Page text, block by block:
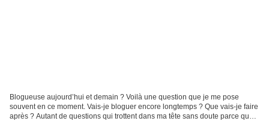
Blogueuse aujourd’hui et demain ? Voilà une question que je me pose
souvent en ce moment. Vais-je bloguer encore longtemps ? Que vais-je faire
après ? Autant de questions qui trottent dans ma tête sans doute parce que